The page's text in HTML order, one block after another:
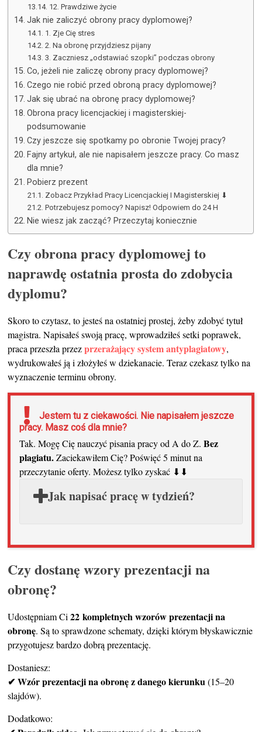
12. Prawdziwe życie
Jak nie zaliczyć obrony pracy dyplomowej?
1. Zje Cię stres
2. Na obronę przyjdziesz pijany
3. Zaczniesz „odstawiać szopki” podczas obrony
Co, jeżeli nie zaliczę obrony pracy dyplomowej?
Czego nie robić przed obroną pracy dyplomowej?
Jak się ubrać na obronę pracy dyplomowej?
Obrona pracy licencjackiej i magisterskiej-
podsumowanie
Czy jeszcze się spotkamy po obronie Twojej pracy?
Fajny artykuł, ale nie napisałem jeszcze pracy. Co masz
dla mnie?
Pobierz prezent
Zobacz Przykład Pracy Licencjackiej I Magisterskiej ⬇
Potrzebujesz pomocy? Napisz! Odpowiem do 24 H
Nie wiesz jak zacząć? Przeczytaj koniecznie
Czy obrona pracy dyplomowej to
naprawdę ostatnia prosta do zdobycia
dyplomu?
Skoro to czytasz, to jesteś na ostatniej prostej, żeby zdobyć tytuł
magistra. Napisałeś swoją pracę, wprowadziłeś setki poprawek,
praca przeszła przezprzerażający system antyplagiatowy,
wydrukowałeś ją i złożyłeś w dziekanacie. Teraz czekasz tylko na
wyznaczenie terminu obrony.
Jestem tu z ciekawości. Nie napisałem jeszcze
pracy. Masz coś dla mnie?
Tak. Mogę Cię nauczyć pisania pracy od A do Z.Bez
plagiatu.Zaciekawiłem Cię? Poświęć 5 minut na
przeczytanie oferty. Możesz tylko zyskać ⬇⬇
Jak napisać pracę w tydzień?
Czy dostanę wzory prezentacji na
obronę?
Udostępniam Ci22 kompletnych wzorów prezentacji na
obronę. Są to sprawdzone schematy, dzięki którym błyskawicznie
przygotujesz bardzo dobrą prezentację.
Dostaniesz:
✔ Wzór prezentacji na obronę z danego kierunku(15–20
slajdów).
Dodatkowo: